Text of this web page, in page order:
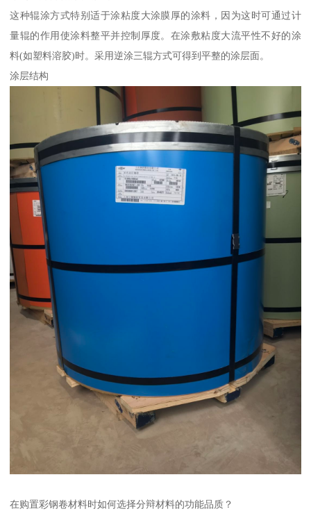
这种辊涂方式特别适于涂粘度大涂膜厚的涂料，因为这时可通过计
量辊的作用使涂料整平并控制厚度。在涂敷粘度大流平性不好的涂
料(如塑料溶胶)时。采用逆涂三辊方式可得到平整的涂层面。
涂层结构
在购置彩钢卷材料时如何选择分辩材料的功能品质？